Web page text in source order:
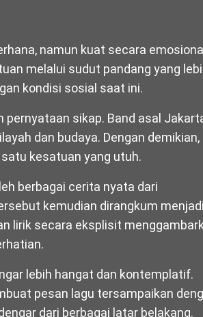
namun kuat secara
melalui sudut pandang yang
kondisi sosial saat ini.
pernyataan sikap. Band asal
dan budaya. Dengan demikian,
kesatuan yang utuh.
berbagai cerita nyata dari
kemudian dirangkum menjadi
lirik secara eksplisit
lebih hangat dan kontemplatif.
pesan lagu tersampaikan
dari berbagai latar belakang.